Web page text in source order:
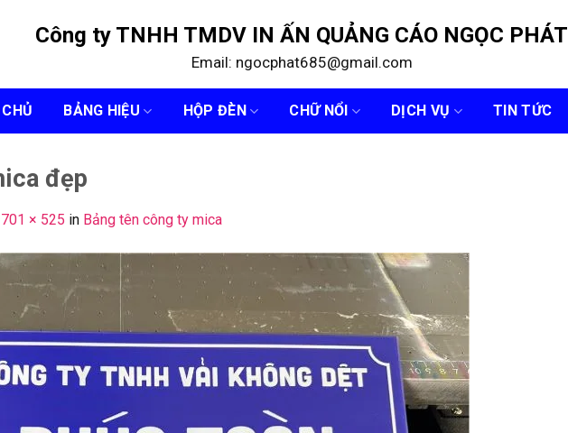
Công ty TNHH TMDV IN ẤN QUẢNG CÁO NGỌC PHÁT
Email: ngocphat685@gmail.com
BẢNG HIỆU HỘP ĐÈN CHỮ NỔI DỊCH VỤ TIN TỨC
đẹp
701 × 525 in Bảng tên công ty mica